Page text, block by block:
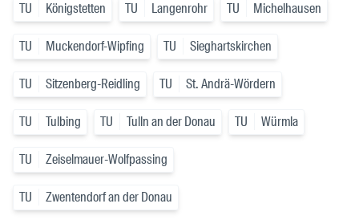
TU Königstetten TU Langenrohr TU Michelhausen
TU Muckendorf-Wipfing TU Sieghartskirchen
TU Sitzenberg-Reidling TU St. Andrä-Wördern
TU Tulbing TU Tulln an der Donau TU Würmla
TU Zeiselmauer-Wolfpassing
TU Zwentendorf an der Donau